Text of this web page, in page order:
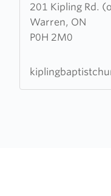
201 Kipling Rd.
Warren, ON
P0H 2M0
about
Kipling
Baptist